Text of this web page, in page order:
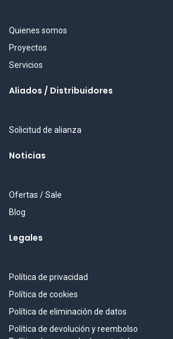
Quienes somos
Proyectos
Servicios
Aliados / Distribuidores
Solicitud de alianza
Noticias
Ofertas / Sale
Blog
Legales
Política de privacidad
Política de cookies
Política de eliminación de datos
Política de devolución y reembolso